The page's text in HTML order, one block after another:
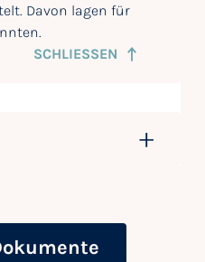
Davon lagen für
SCHLIESSEN